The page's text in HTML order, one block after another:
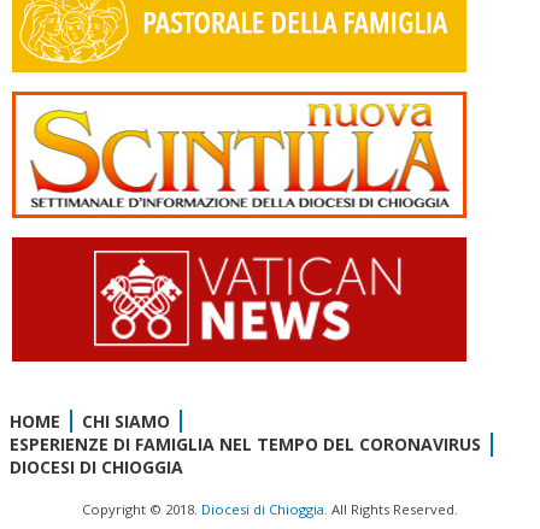
HOME
CHI SIAMO
ESPERIENZE DI FAMIGLIA NEL TEMPO DEL CORONAVIRUS
DIOCESI DI CHIOGGIA
Copyright © 2018. Diocesi di Chioggia. All Rights Reserved.